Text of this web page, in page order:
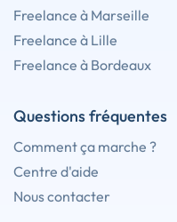
Freelance à Marseille
Freelance à Lille
Freelance à Bordeaux
Questions fréquentes
Comment ça marche ?
Centre d'aide
Nous contacter